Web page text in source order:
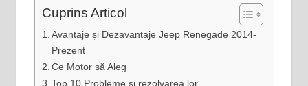
Cuprins Articol
Avantaje și Dezavantaje Jeep Renegade 2014-
Prezent
Ce Motor să Aleg
Top 10 Probleme și rezolvarea lor